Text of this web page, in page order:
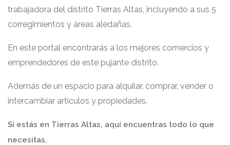
trabajadora del distrito Tierras Altas, incluyendo a sus 5
corregimientos y áreas aledañas.
En este portal encontrarás a los mejores comercios y
emprendedores de este pujante distrito.
Además de un espacio para alquilar, comprar, vender o
intercambiar artículos y propiedades.
Si estás en Tierras Altas, aquí encuentras todo lo que
necesitas.